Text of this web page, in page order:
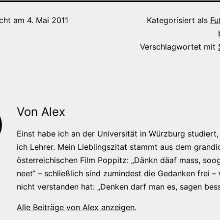
am 4. Mai 2011 Kategorisiert als
Verschlagwortet mit
Von Alex
Einst habe ich an der Universität in Würzburg
ich Lehrer. Mein Lieblingszitat stammt aus dem
österreichischen Film Poppitz: „Dänkn däaf mass,
neet“ – schließlich sind zumindest die Gedanken frei –
nicht verstanden hat: „Denken darf man es, sagen
Alle Beiträge von Alex anzeigen.